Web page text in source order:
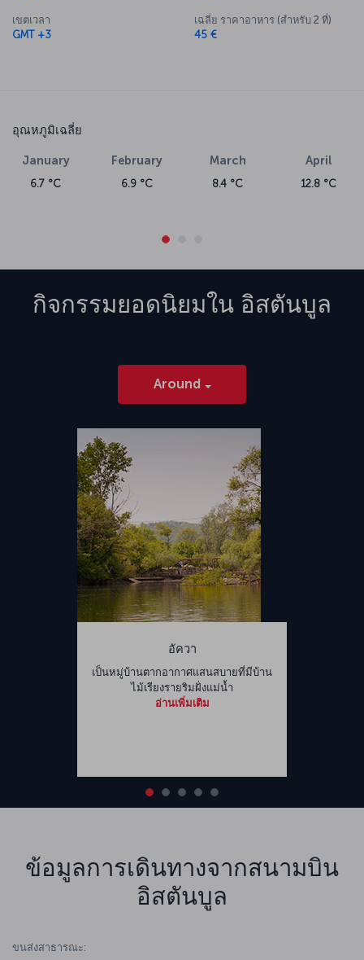
เขตเวลา
GMT +3
เฉลี่ย ราคาอาหาร (สำหรับ 2 ที่)
45 €
อุณหภูมิเฉลี่ย
January
6.7 °C
February
6.9 °C
March
8.4 °C
April
12.8 °C
กิจกรรมยอดนิยมใน อิสตันบูล
Around
อัควา
เป็นหมู่บ้านตากอากาศแสนสบายที่มีบ้าน
ไม้เรียงรายริมฝั่งแม่น้ำ
อ่านเพิ่มเติม
ข้อมูลการเดินทางจากสนามบิน
อิสตันบูล
ขนส่งสาธารณะ: